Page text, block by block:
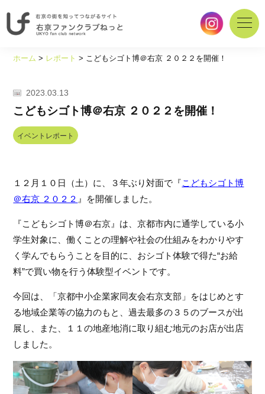
を
て
る
サ
｜
フ
ン
ク
ラ
ブ
と
ホーム > レポート > こどもシゴト博＠右京 ２０２２を開催！
2023.03.13
こどもシゴト博＠右京 ２０２２を開催！
イベントレポート
１２月１０日（土）に、３年ぶり対面で『こどもシゴト博
＠右京 ２０２２ 』を開催しました。
『こどもシゴト博＠右京』は、京都市内に通学している小
学生対象に、働くことの理解や社会の仕組みをわかりやす
く学んでもらうことを目的に、おシゴト体験で得た“お給
料”で買い物を行う体験型イベントです。
今回は、「京都中小企業家同友会右京支部」をはじめとす
る地域企業等の協力のもと、過去最多の３５のブースが出
展し、また、１１の地産地消に取り組む地元のお店が出店
しました。